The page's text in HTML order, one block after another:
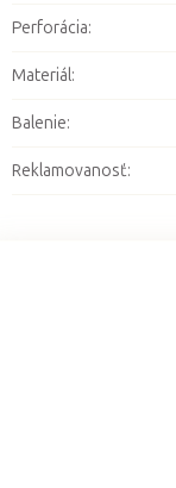
Perforácia:
Materiál:
Balenie:
Reklamovanosť: